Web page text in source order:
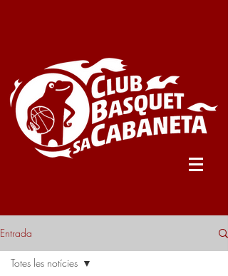
Entrada
Totes les notícies